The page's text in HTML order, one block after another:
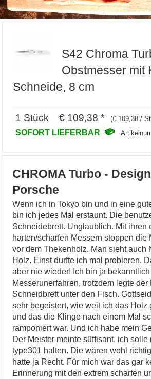
S42 Chroma
Obstmesser mit
Schneide, 8 cm
1 Stück € 109,38 * (€ 109,38 /
SOFORT LIEFERBAR
CHROMA Turbo -
Porsche
Wenn ich in Tokyo bin und in eine
bin ich jedes Mal erstaunt. Die
Schneidebrett. Unglaublich. Mit ihren
harten/scharfen Messern stoppen die
vor dem Thekenholz. Man sieht auch
Holz. Einst durfte ich mal probieren.
aber nie wieder! Ich bin ja
Messerunerfahren, trotzdem legte der
Schneidbrett unter den Fisch.
sehr begeistert, wie weit ich das Holz
und das die Klinge nach einem Mal
ramponiert war. Und ich habe mein
Der Meister meinte süffisant, ich solle
type301 halten. Die wären wohl
hatte ja Recht. Für mich war das gar
Erinnerung mit den extrem scharfen